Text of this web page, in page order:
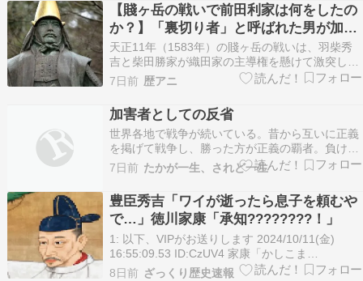
【賤ヶ岳の戦いで前田利家は何をしたの
か？】「裏切り者」と呼ばれた男が加賀
百万石の礎を築くまでを徹底考察
天正11年（1583年）の賤ヶ岳の戦いは、羽柴秀
吉と柴田勝家が織田家の主導権を懸けて激突した
天下分け目の戦いとして知られている。 この戦い
では福島正則や加藤清正ら「賤ヶ岳七本槍」の活
躍ばかりが注目されるが、実は戦局を決定づけた
人物がもう一人いた。 その人物こそ、後に加賀百
万石の…
7日前 歴アニ
加害者としての反省
世界各地で戦争が続いている。昔から互いに正義
を掲げて戦争し、勝った方が正義の覇者。負けれ
ば悪人・悪党として断罪されるが習い。個人的喧
嘩であれば時に仲裁者が出現もするが、国家間の
戦争には仲裁人の出現は期待できないようだ。日
本国をどのように考えるか難しい。２６００年以
上前に神武天皇…
7日前 たかが一生、されど一生
豊臣秀吉「ワイが逝ったら息子を頼むや
で…」徳川家康「承知????????！」
1: 以下、VIPがお送りします 2024/10/11(金)
16:55:09.53 ID:CzUV4 家康「かしこま
り????！」 続きを読む
8日前 ざっくり歴史速報